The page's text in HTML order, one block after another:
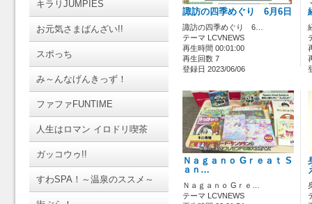
キラリJUMPIES
お元気さまばんざい!!
スポっち
み～んなげんきっず！
ファファFUNTIME
人生はロマン イロドリ喫茶
ガッコウゥ!!
すわSPA！～温泉のススメ～
諏訪の四季めぐり 6月6日
諏訪の四季めぐり 6…
テーマ LCVNEWS
再生時間 00:01:00
再生回数 7
登録日 2023/06/06
Ｎａｇａｎｏ Gｒｅａｔ S
ａｎ…
Ｎａｇａｎｏ Gｒｅ…
テーマ LCVNEWS